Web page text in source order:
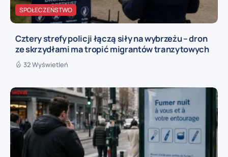
SPOŁECZEŃSTWO
Cztery strefy policji łączą siły na wybrzeżu – dron
ze skrzydłami ma tropić migrantów tranzytowych
32 Wyświetleń